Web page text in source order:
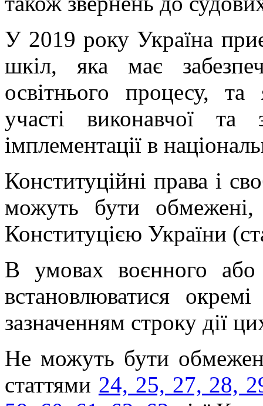
У 2019 року Україна
шкіл, яка має
освітнього процесу,
участі виконавчої та
імплементації в
Конституційні права і
можуть бути обмежені,
Конституцією України
В умовах воєнного або
встановлюватися
зазначенням строку дії
Не можуть бути
статтями 24, 25, 27, 28,